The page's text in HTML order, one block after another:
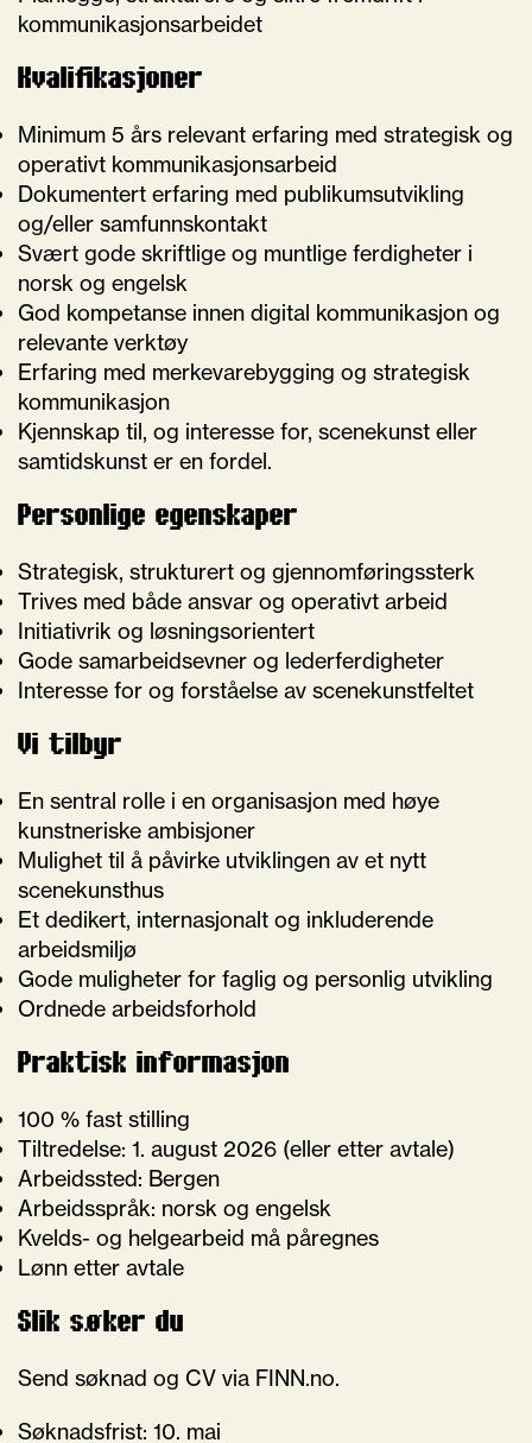
kommunikasjonsarbeidet
Kvalifikasjoner
Minimum 5 års relevant erfaring med strategisk og
operativt kommunikasjonsarbeid
Dokumentert erfaring med publikumsutvikling
og/eller samfunnskontakt
Svært gode skriftlige og muntlige ferdigheter i
norsk og engelsk
God kompetanse innen digital kommunikasjon og
relevante verktøy
Erfaring med merkevarebygging og strategisk
kommunikasjon
Kjennskap til, og interesse for, scenekunst eller
samtidskunst er en fordel.
Personlige egenskaper
Strategisk, strukturert og gjennomføringssterk
Trives med både ansvar og operativt arbeid
Initiativrik og løsningsorientert
Gode samarbeidsevner og lederferdigheter
Interesse for og forståelse av scenekunstfeltet
Vi tilbyr
En sentral rolle i en organisasjon med høye
kunstneriske ambisjoner
Mulighet til å påvirke utviklingen av et nytt
scenekunsthus
Et dedikert, internasjonalt og inkluderende
arbeidsmiljø
Gode muligheter for faglig og personlig utvikling
Ordnede arbeidsforhold
Praktisk informasjon
100 % fast stilling
Tiltredelse: 1. august 2026 (eller etter avtale)
Arbeidssted: Bergen
Arbeidsspråk: norsk og engelsk
Kvelds- og helgearbeid må påregnes
Lønn etter avtale
Slik søker du
Send søknad og CV via FINN.no.
Søknadsfrist: 10. mai